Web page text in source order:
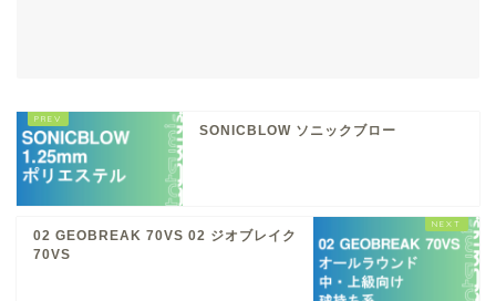
SONICBLOW ソニックブロー
02 GEOBREAK 70VS 02 ジオブレイク
70VS